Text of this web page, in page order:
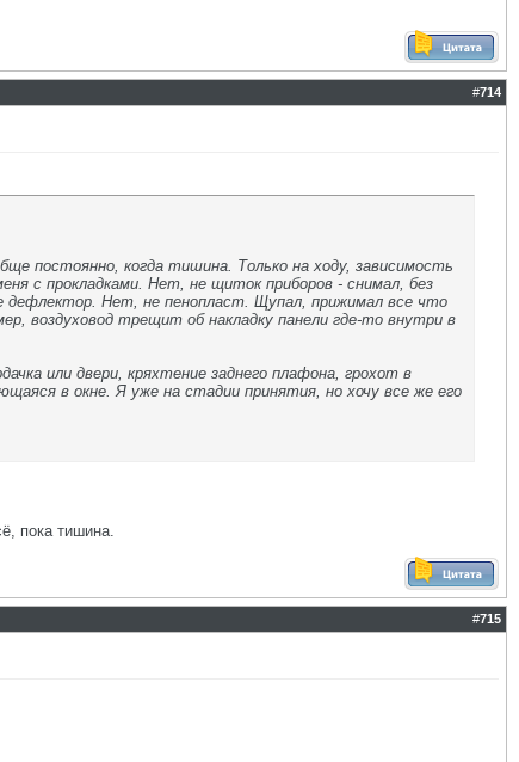
#714
постоянно, когда тишина. Только на ходу, зависимость
с прокладками. Нет, не щиток приборов - снимал, без
Нет, не пенопласт. Щупал, прижимал все что
воздуховод трещит об накладку панели где-то внутри в
или двери, кряхтение заднего плафона, грохот в
в окне. Я уже на стадии принятия, но хочу все же его
пока тишина.
#715